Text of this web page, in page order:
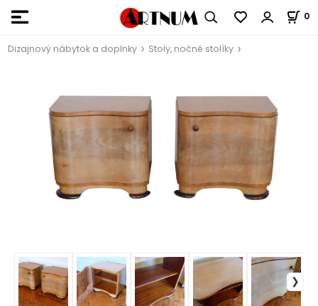
0
Dizajnový nábytok a doplnky Stoly, nočné stolíky